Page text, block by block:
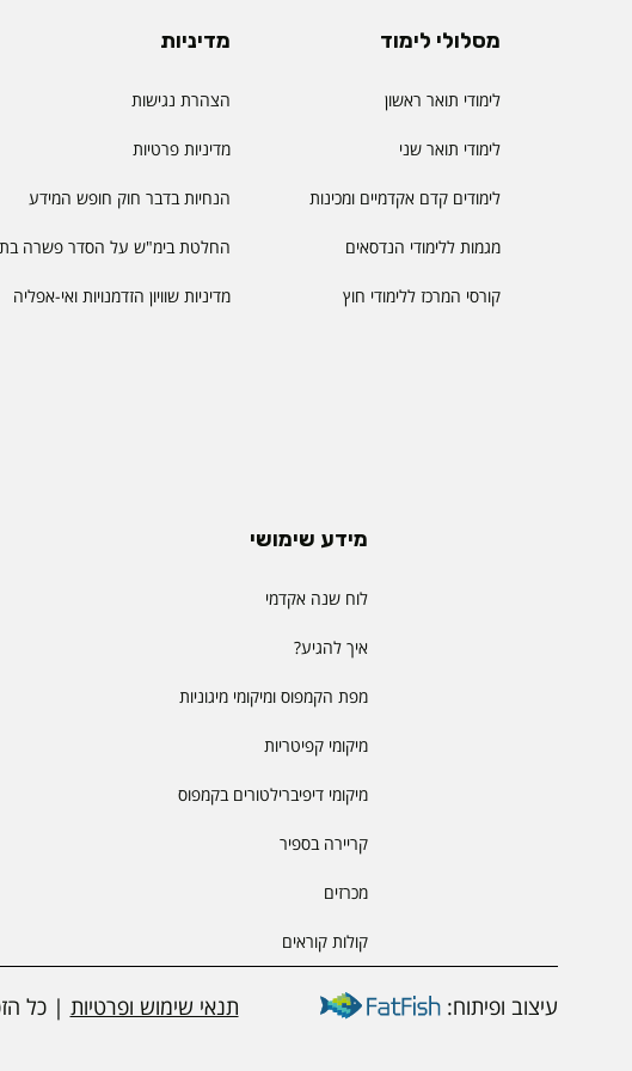
מסלולי לימוד
לימודי תואר ראשון
לימודי תואר שני
לימודים קדם אקדמיים ומכינות
מגמות ללימודי הנדסאים
קורסי המרכז ללימודי חוץ
מדיניות
הצהרת נגישות
מדיניות פרטיות
הנחיות בדבר חוק חופש המידע
החלטת בימ"ש על הסדר פשרה
מדיניות שוויון הזדמנויות ואי-אפליה
מידע שימושי
לוח שנה אקדמי
איך להגיע?
מפת הקמפוס ומיקומי מיגוניות
מיקומי קפיטריות
מיקומי דיפיברילטורים בקמפוס
קריירה בספיר
מכרזים
קולות קוראים
עיצוב ופיתוח: תנאי שימוש ופרטיות | כל